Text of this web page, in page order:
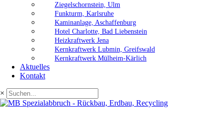
Ziegelschornstein, Ulm
Funkturm, Karlsruhe
Kaminanlage, Aschaffenburg
Hotel Charlotte, Bad Liebenstein
Heizkraftwerk Jena
Kernkraftwerk Lubmin, Greifswald
Kernkraftwerk Mülheim-Kärlich
Aktuelles
Kontakt
×